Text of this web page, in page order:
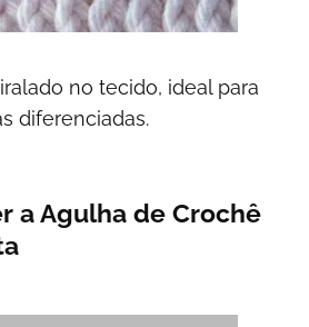
no tecido, ideal para
diferenciadas.
a Agulha de Crochê